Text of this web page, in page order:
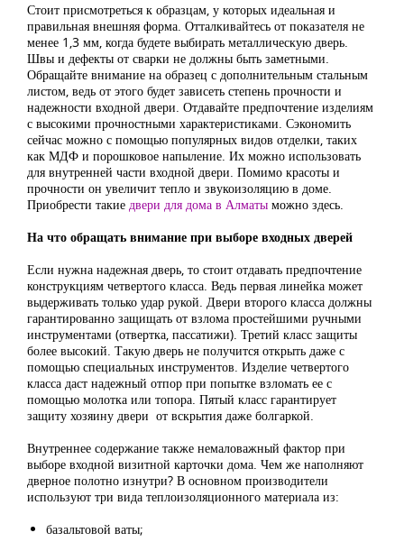
Стоит присмотреться к образцам, у которых идеальная и
правильная внешняя форма. Отталкивайтесь от показателя не
менее 1,3 мм, когда будете выбирать металлическую дверь.
Швы и дефекты от сварки не должны быть заметными.
Обращайте внимание на образец с дополнительным стальным
листом, ведь от этого будет зависеть степень прочности и
надежности входной двери. Отдавайте предпочтение изделиям
с высокими прочностными характеристиками. Сэкономить
сейчас можно с помощью популярных видов отделки, таких
как МДФ и порошковое напыление. Их можно использовать
для внутренней части входной двери. Помимо красоты и
прочности он увеличит тепло и звукоизоляцию в доме.
Приобрести такие двери для дома в Алматы можно здесь.
На что обращать внимание при выборе входных дверей
Если нужна надежная дверь, то стоит отдавать предпочтение
конструкциям четвертого класса. Ведь первая линейка может
выдерживать только удар рукой. Двери второго класса должны
гарантированно защищать от взлома простейшими ручными
инструментами (отвертка, пассатижи). Третий класс защиты
более высокий. Такую дверь не получится открыть даже с
помощью специальных инструментов. Изделие четвертого
класса даст надежный отпор при попытке взломать ее с
помощью молотка или топора. Пятый класс гарантирует
защиту хозяину двери от вскрытия даже болгаркой.
Внутреннее содержание также немаловажный фактор при
выборе входной визитной карточки дома. Чем же наполняют
дверное полотно изнутри? В основном производители
используют три вида теплоизоляционного материала из:
базальтовой ваты;